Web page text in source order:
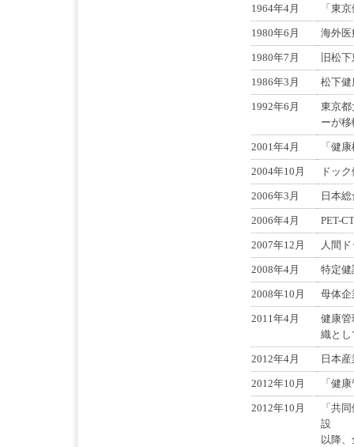
1964年4月 「東
1980年6月 海外医
1980年7月 旧松
1986年3月 松下健
1992年6月
東京都
ーが移
2001年4月 「健
2004年10月 ドッ
2006年3月 日本
2006年4月 PET-
2007年12月 人間
2008年4月 特定健
2008年10月 母体企
2011年4月
健康管
織とし
2012年4月 日本
2012年10月 「健
2012年10月
「共
設
以降